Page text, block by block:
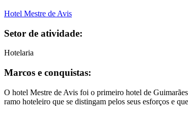
Hotel Mestre de Avis
Setor de atividade:
Hotelaria
Marcos e conquistas:
O hotel Mestre de Avis foi o primeiro hotel de
ramo hoteleiro que se distingam pelos seus esforços e